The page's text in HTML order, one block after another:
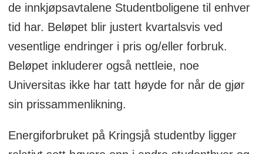
de innkjøpsavtalene Studentboligene til enhver
tid har. Beløpet blir justert kvartalsvis ved
vesentlige endringer i pris og/eller forbruk.
Beløpet inkluderer også nettleie, noe
Universitas ikke har tatt høyde for når de gjør
sin prissammenlikning.
Energiforbruket på Kringsjå studentby ligger